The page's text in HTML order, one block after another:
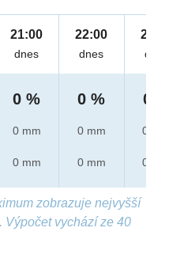
21:00
dnes
0 %
0 mm
0 mm
22:00
dnes
0 %
0 mm
0 mm
23:00
dnes
0 %
0 mm
0 mm
zobrazuje nejvyšší
Výpočet vychází ze 40